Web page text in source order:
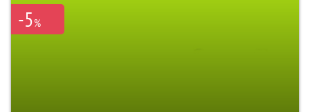
-5%